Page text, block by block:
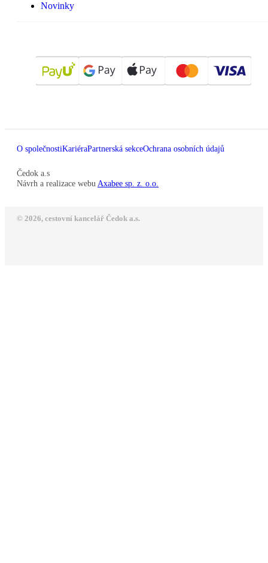
Novinky
O společnostiKariéraPartnerská sekceOchrana osobních údajů
Čedok a.s
Návrh a realizace webu Axabee sp. z. o.o.
© 2026, cestovní kancelář Čedok a.s.